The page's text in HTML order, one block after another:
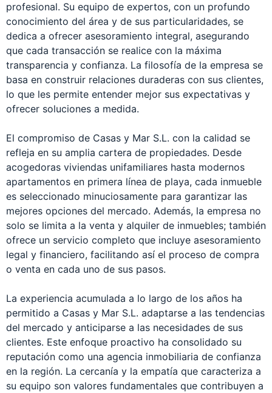
profesional. Su equipo de expertos, con un profundo
conocimiento del área y de sus particularidades, se
dedica a ofrecer asesoramiento integral, asegurando
que cada transacción se realice con la máxima
transparencia y confianza. La filosofía de la empresa se
basa en construir relaciones duraderas con sus clientes,
lo que les permite entender mejor sus expectativas y
ofrecer soluciones a medida.
El compromiso de Casas y Mar S.L. con la calidad se
refleja en su amplia cartera de propiedades. Desde
acogedoras viviendas unifamiliares hasta modernos
apartamentos en primera línea de playa, cada inmueble
es seleccionado minuciosamente para garantizar las
mejores opciones del mercado. Además, la empresa no
solo se limita a la venta y alquiler de inmuebles; también
ofrece un servicio completo que incluye asesoramiento
legal y financiero, facilitando así el proceso de compra
o venta en cada uno de sus pasos.
La experiencia acumulada a lo largo de los años ha
permitido a Casas y Mar S.L. adaptarse a las tendencias
del mercado y anticiparse a las necesidades de sus
clientes. Este enfoque proactivo ha consolidado su
reputación como una agencia inmobiliaria de confianza
en la región. La cercanía y la empatía que caracteriza a
su equipo son valores fundamentales que contribuyen a